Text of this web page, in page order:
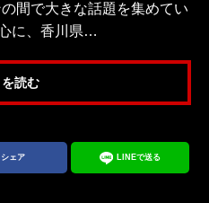
間で大きな話題を集めてい
に、香川県…
読む
シェア LINEで送る